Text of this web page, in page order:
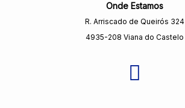
Onde Estamos
R. Arriscado de Queirós 324
4935-208 Viana do Castelo